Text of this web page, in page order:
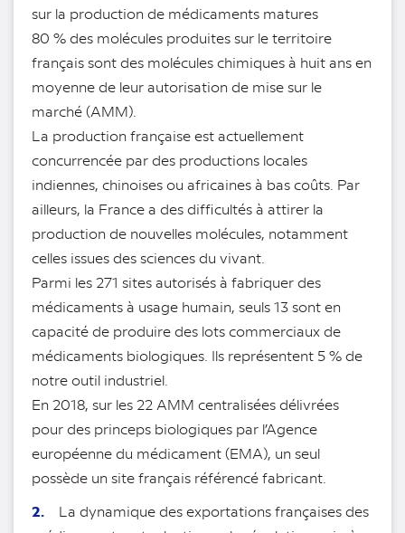
sur la production de médicaments matures
80 % des molécules produites sur le territoire
français sont des molécules chimiques à huit ans en
moyenne de leur autorisation de mise sur le
marché (AMM).
La production française est actuellement
concurrencée par des productions locales
indiennes, chinoises ou africaines à bas coûts. Par
ailleurs, la France a des difficultés à attirer la
production de nouvelles molécules, notamment
celles issues des sciences du vivant.
Parmi les 271 sites autorisés à fabriquer des
médicaments à usage humain, seuls 13 sont en
capacité de produire des lots commerciaux de
médicaments biologiques. Ils représentent 5 % de
notre outil industriel.
En 2018, sur les 22 AMM centralisées délivrées
pour des princeps biologiques par l’Agence
européenne du médicament (EMA), un seul
possède un site français référencé fabricant.
2. La dynamique des exportations françaises des